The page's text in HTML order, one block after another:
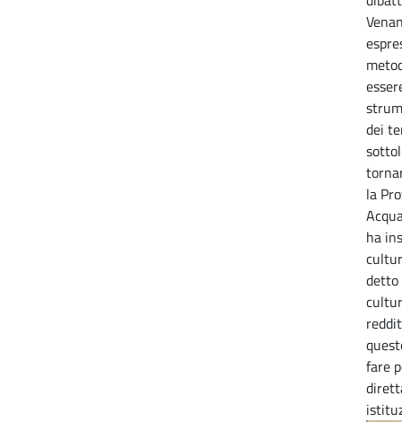
dei
la
ha
detto
fare